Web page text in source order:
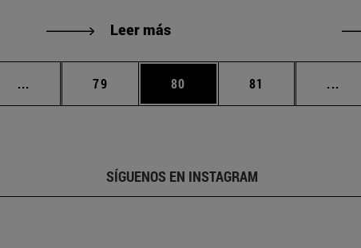
Leer más
... Páginas intermedias Use TAB para desplazarse.
Página
79 Página
80 Página
81 ...
SÍGUENOS EN INSTAGRAM